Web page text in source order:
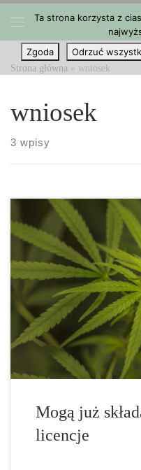
Przejdź do treści
Strona główna » wniosek
wniosek
3 wpisy
Firmy w Denver mogą już
stosowanie marihuany.
na pierwszy tego rodzaju
biorąc pod uwagę
aplikować. Zgodnie z
Mogą już
licencje
Ta strona korzysta z
Zgoda
Odrzuć